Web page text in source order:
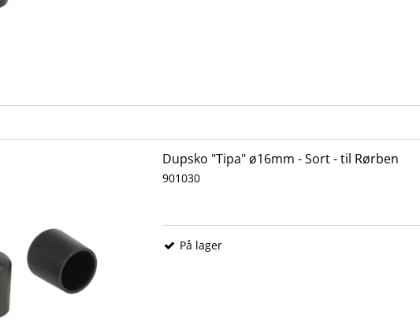
Dupsko "Tipa" ø16mm - Sort - til Rørben
901030
På lager